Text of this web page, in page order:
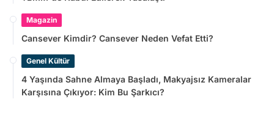
Magazin
Cansever Kimdir? Cansever Neden Vefat Etti?
Genel Kültür
4 Yaşında Sahne Almaya Başladı, Makyajsız Kameralar
Karşısına Çıkıyor: Kim Bu Şarkıcı?